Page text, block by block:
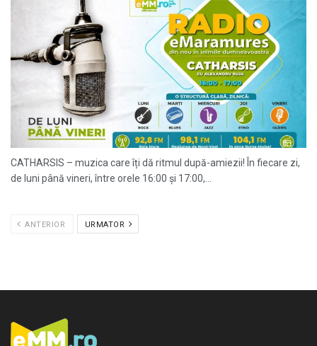
CATHARSIS – muzica care îți dă ritmul după-amiezii! În fiecare zi,
de luni până vineri, între orele 16:00 și 17:00,...
ANTERIOR URMATOR